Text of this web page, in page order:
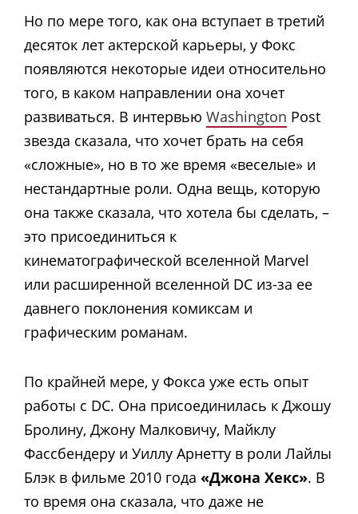
Но по мере того, как она вступает в третий
десяток лет актерской карьеры, у Фокс
появляются некоторые идеи относительно
того, в каком направлении она хочет
развиваться. В интервью Washington Post
звезда сказала, что хочет брать на себя
«сложные», но в то же время «веселые» и
нестандартные роли. Одна вещь, которую
она также сказала, что хотела бы сделать, –
это присоединиться к
кинематографической вселенной Marvel
или расширенной вселенной DC из-за ее
давнего поклонения комиксам и
графическим романам.
По крайней мере, у Фокса уже есть опыт
работы с DC. Она присоединилась к Джошу
Бролину, Джону Малковичу, Майклу
Фассбендеру и Уиллу Арнетту в роли Лайлы
Блэк в фильме 2010 года «Джона Хекс». В
то время она сказала, что даже не